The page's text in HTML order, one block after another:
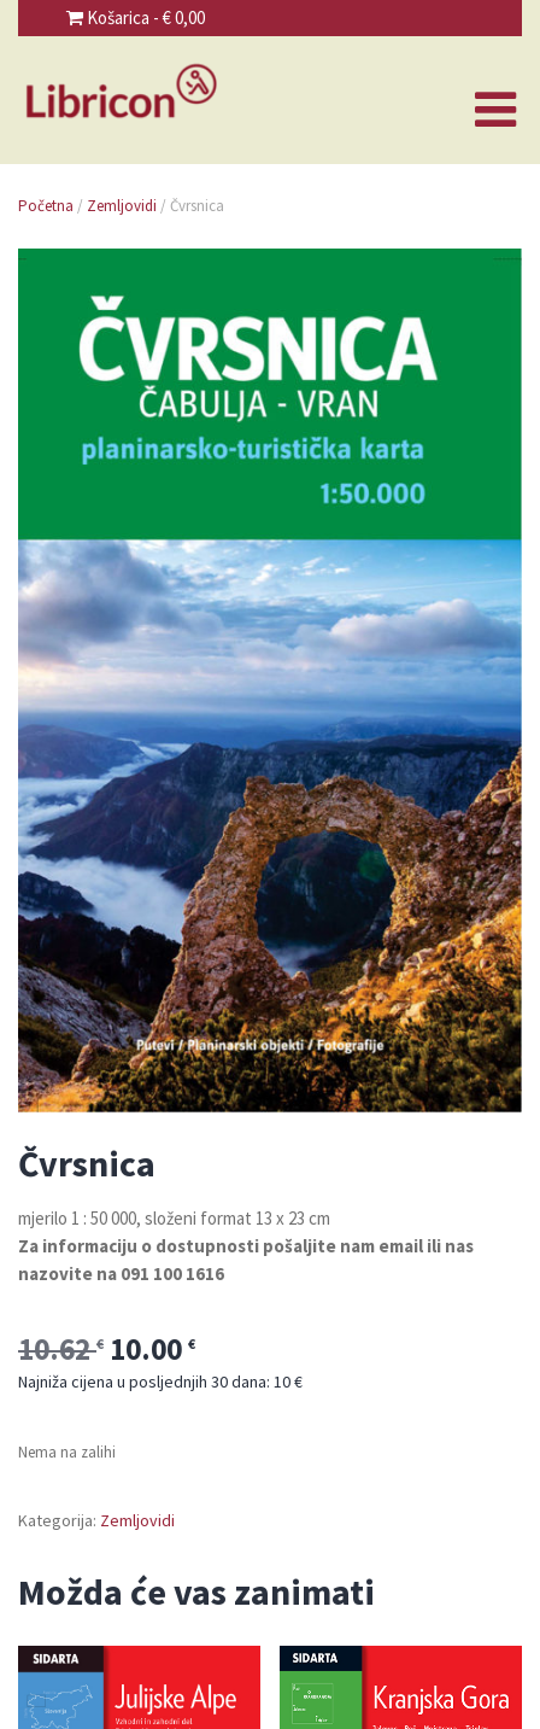
Košarica - €0,00
Početna / Zemljovidi / Čvrsnica
Čvrsnica
mjerilo 1 : 50 000, složeni format 13 x 23 cm
Za informaciju o dostupnosti pošaljite nam email ili nas
nazovite na 091 100 1616
10.62€ 10.00 €
Najniža cijena u posljednjih 30 dana: 10 €
Nema na zalihi
Kategorija: Zemljovidi
Možda će vas zanimati